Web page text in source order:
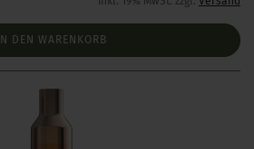
IN DEN WARENKORB